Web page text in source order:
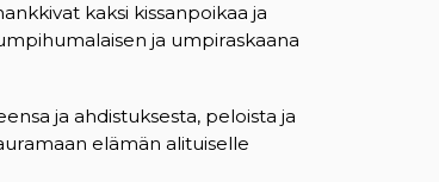
kaksi kissanpoikaa ja
ja umpiraskaana
ja ahdistuksesta, peloista ja
elämän alituiselle